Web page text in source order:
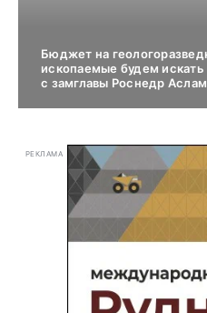
Бюджет на
ископаемые будем
с замглавы Роснедр
РЕКЛАМА